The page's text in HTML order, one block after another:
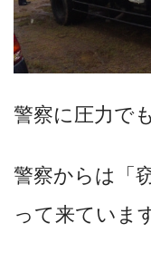
警察に圧力で
警察からは「
って来ていま